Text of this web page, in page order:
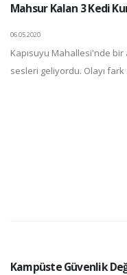
Mahsur Kalan 3 Kedi
06.05.2020
Kapısuyu Mahallesi'nde
sesleri geliyordu. Olayı fark
Kampüste Güvenlik